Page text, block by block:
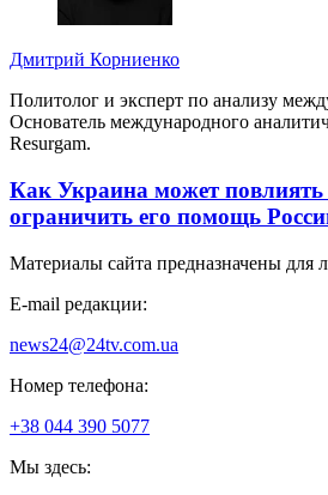
Дмитрий Корниенко
Политолог и эксперт по анализу
Основатель международного
Resurgam.
Как Украина может
ограничить его помощь
Материалы сайта предназначены для
E-mail редакции:
news24@24tv.com.ua
Номер телефона:
+38 044 390 5077
Мы здесь: